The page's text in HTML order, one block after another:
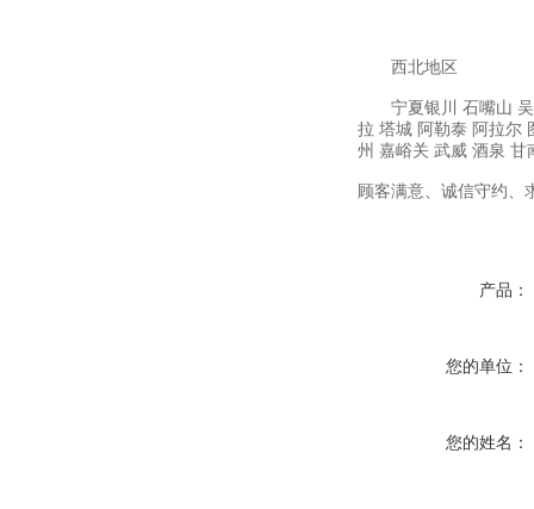
西北地区
宁夏银川 石嘴山
拉 塔城 阿勒泰 阿拉尔
州 嘉峪关 武威 酒泉 甘
顾客满意、诚信守约、
产品：
您的单位：
您的姓名：